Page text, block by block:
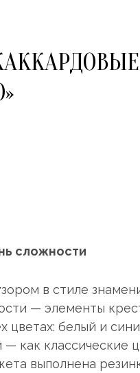
сложности
в стиле
— элементы
цветах: белый и
как классические
выполнена